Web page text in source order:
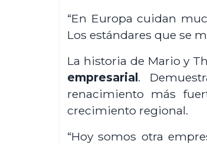
“En Europa cuidan
Los estándares que se
La historia de Mario y
empresarial.
renacimiento más
crecimiento regional.
“Hoy somos otra